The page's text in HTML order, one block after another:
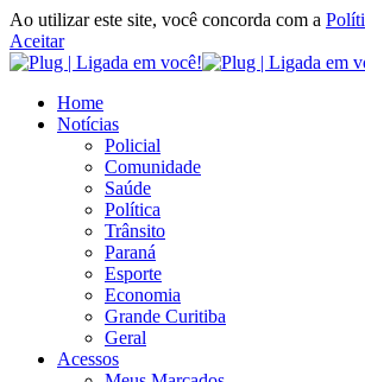
Ao utilizar este site, você concorda com a
Aceitar
Home
Notícias
Policial
Comunidade
Saúde
Política
Trânsito
Paraná
Esporte
Economia
Grande Curitiba
Geral
Acessos